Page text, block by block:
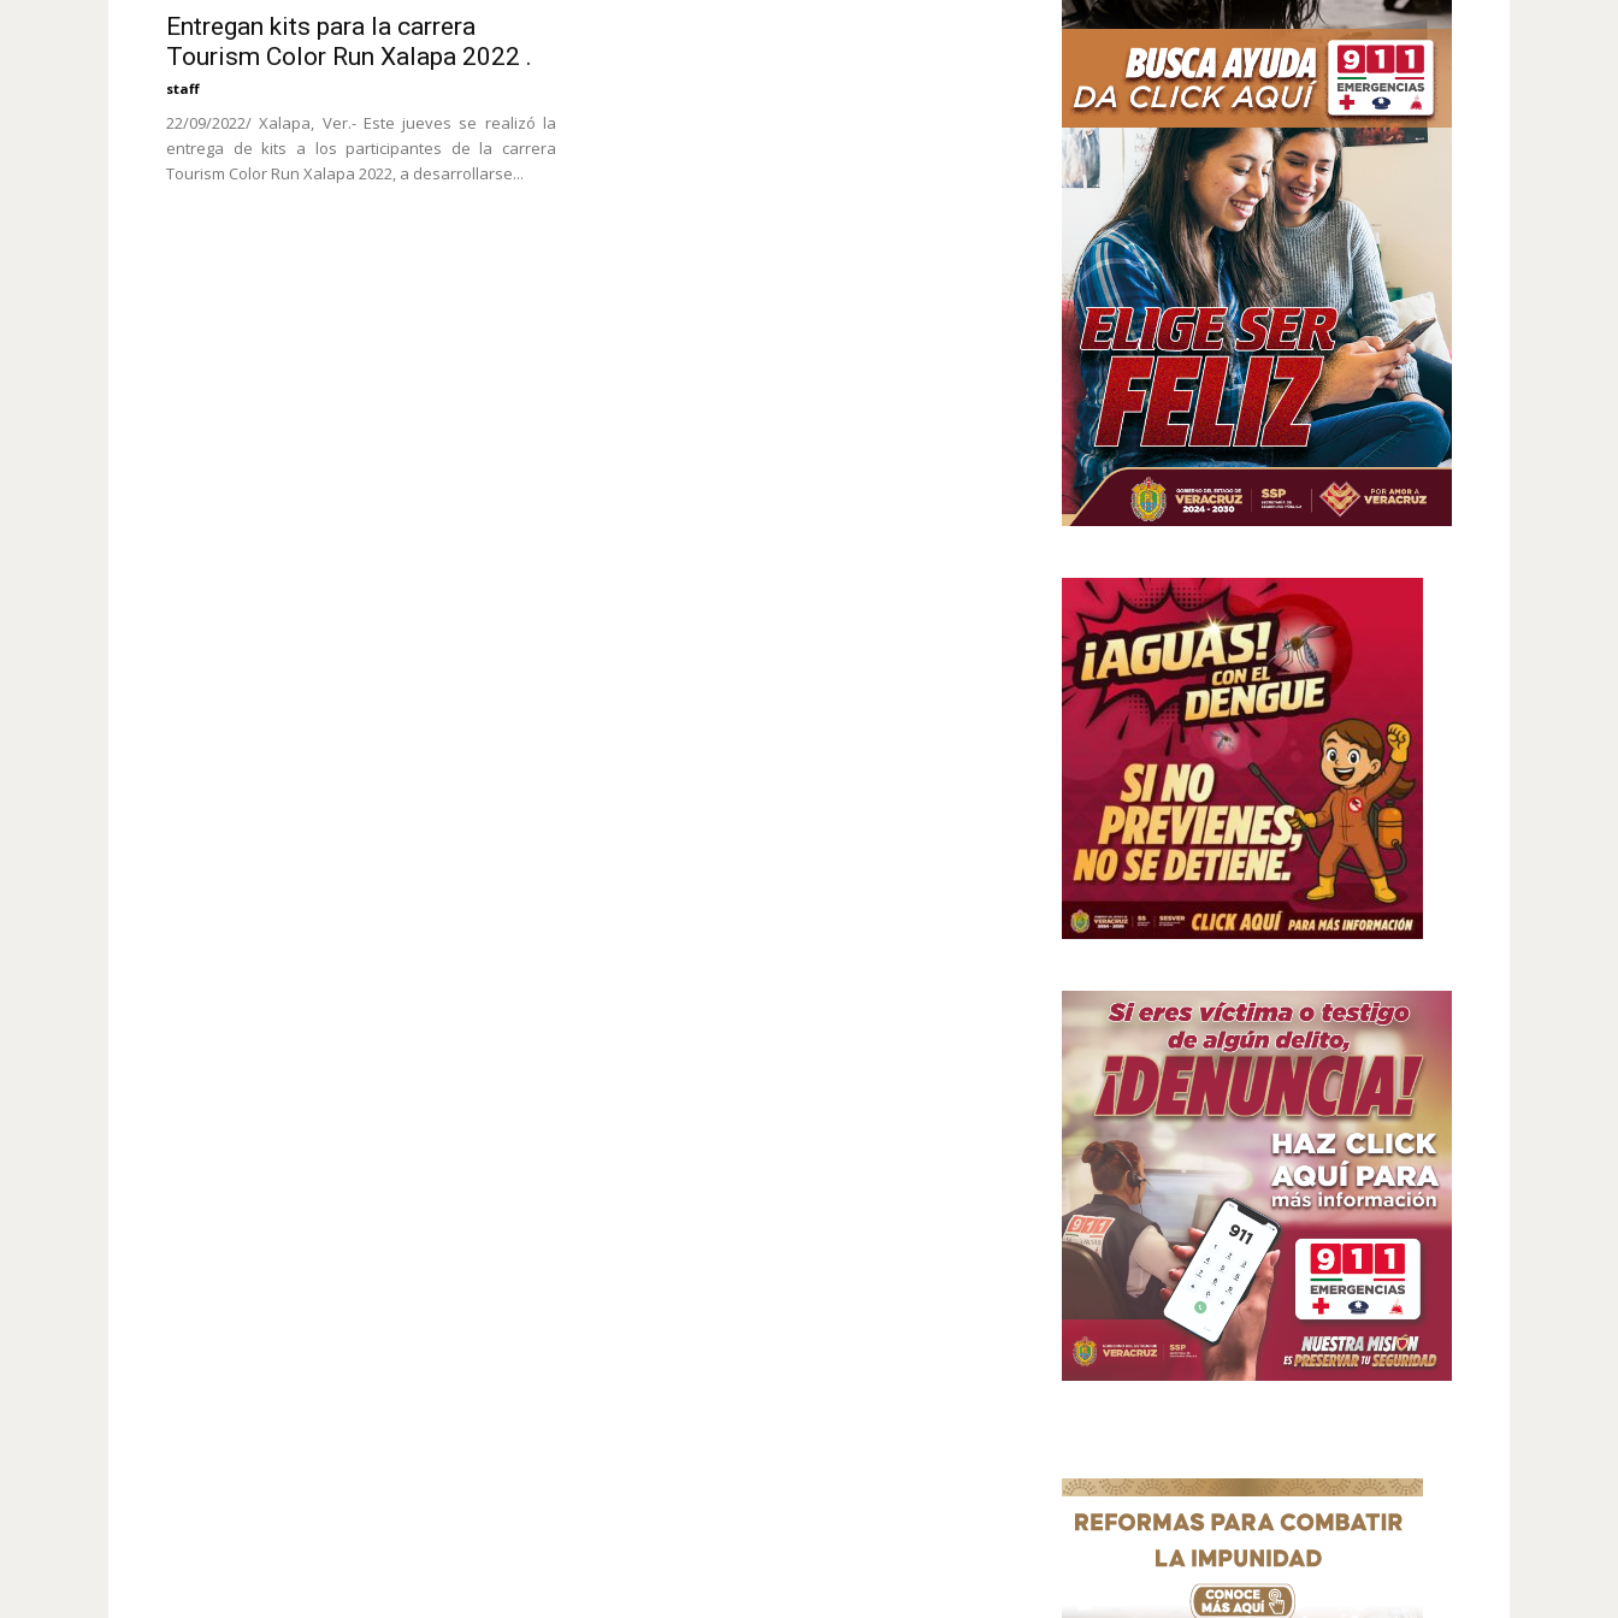
Entregan kits para la carrera
Tourism Color Run Xalapa 2022 .
staff
22/09/2022/ Xalapa, Ver.- Este jueves se realizó la
entrega de kits a los participantes de la carrera
Tourism Color Run Xalapa 2022, a desarrollarse...